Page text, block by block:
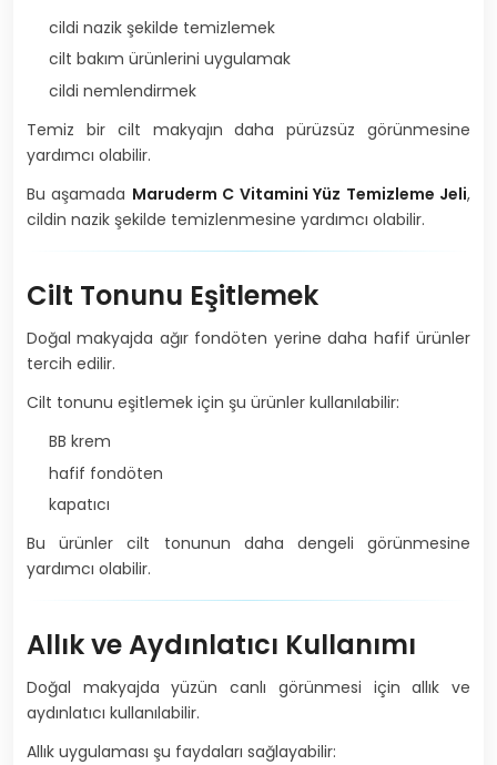
cildi nazik şekilde temizlemek
cilt bakım ürünlerini uygulamak
cildi nemlendirmek
Temiz bir cilt makyajın daha pürüzsüz görünmesine
yardımcı olabilir.
Bu aşamada Maruderm C Vitamini Yüz Temizleme Jeli,
cildin nazik şekilde temizlenmesine yardımcı olabilir.
Cilt Tonunu Eşitlemek
Doğal makyajda ağır fondöten yerine daha hafif ürünler
tercih edilir.
Cilt tonunu eşitlemek için şu ürünler kullanılabilir:
BB krem
hafif fondöten
kapatıcı
Bu ürünler cilt tonunun daha dengeli görünmesine
yardımcı olabilir.
Allık ve Aydınlatıcı Kullanımı
Doğal makyajda yüzün canlı görünmesi için allık ve
aydınlatıcı kullanılabilir.
Allık uygulaması şu faydaları sağlayabilir: